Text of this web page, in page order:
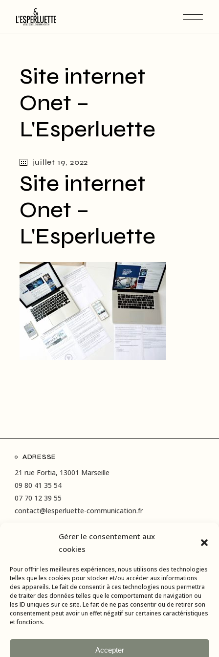
Gérer le consentement aux
cookies
Pour offrir les meilleures expériences, nous utilisons des technologies
telles que les cookies pour stocker et/ou accéder aux informations
des appareils. Le fait de consentir à ces technologies nous permettra
de traiter des données telles que le comportement de navigation ou
les ID uniques sur ce site. Le fait de ne pas consentir ou de retirer son
consentement peut avoir un effet négatif sur certaines caractéristiques
et fonctions.
Accepter
Site internet
Onet –
L'Esperluette
juillet 19, 2022
Site internet
Onet –
L'Esperluette
ADRESSE
21 rue Fortia, 13001 Marseille
09 80 41 35 54
07 70 12 39 55
contact@lesperluette-communication.fr
RÉSEAUX SOCIAUX
LinkedIn
Facebook